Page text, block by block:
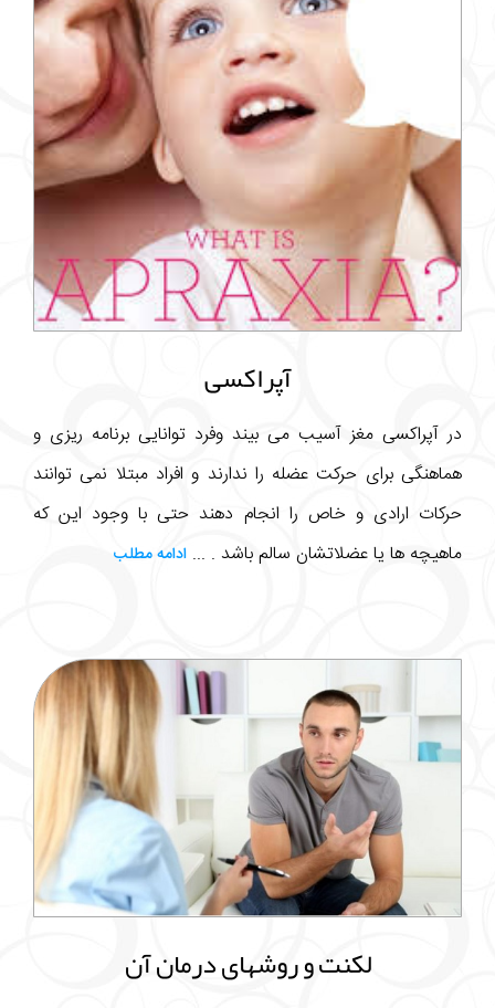
آپراکسی
در آپراکسی مغز آسیب می بیند وفرد توانایی برنامه ریزی و
هماهنگی برای حرکت عضله را ندارند و افراد مبتلا نمی توانند
حرکات ارادی و خاص را انجام دهند حتی با وجود این که
ماهیچه ها یا عضلاتشان سالم باشد . ... ادامه مطلب
لکنت و روشهای درمان آن